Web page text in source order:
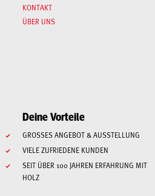
KONTAKT
ÜBER UNS
Deine Vorteile
GROSSES ANGEBOT & AUSSTELLUNG
VIELE ZUFRIEDENE KUNDEN
SEIT ÜBER 100 JAHREN ERFAHRUNG MIT
HOLZ